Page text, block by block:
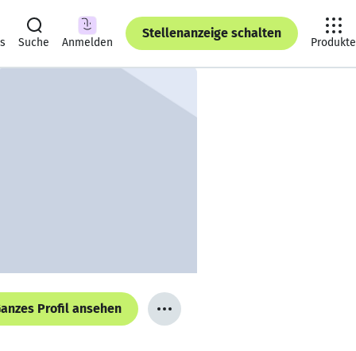
Suche Anmelden
Stellenanzeige schalten
Produkte
Profil ansehen